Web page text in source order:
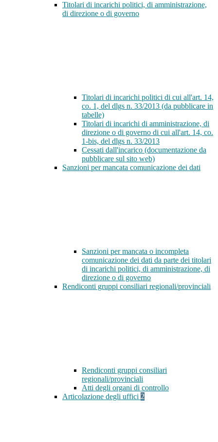
Titolari di incarichi politici, di amministrazione,
di direzione o di governo
Titolari di incarichi politici di cui all'art. 14,
co. 1, del dlgs n. 33/2013 (da pubblicare in
tabelle)
Titolari di incarichi di amministrazione, di
direzione o di governo di cui all'art. 14, co.
1-bis, del dlgs n. 33/2013
Cessati dall'incarico (documentazione da
pubblicare sul sito web)
Sanzioni per mancata comunicazione dei dati
Sanzioni per mancata o incompleta
comunicazione dei dati da parte dei titolari
di incarichi politici, di amministrazione, di
direzione o di governo
Rendiconti gruppi consiliari regionali/provinciali
Rendiconti gruppi consiliari
regionali/provinciali
Atti degli organi di controllo
Articolazione degli uffici 2